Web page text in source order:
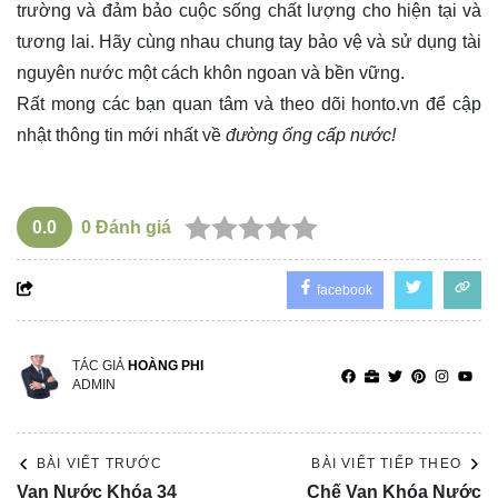
trường và đảm bảo cuộc sống chất lượng cho hiện tại và
tương lai. Hãy cùng nhau chung tay bảo vệ và sử dụng tài
nguyên nước một cách khôn ngoan và bền vững.
Rất mong các bạn quan tâm và theo dõi honto.vn để cập
nhật thông tin mới nhất về đường ống cấp nước!
0.0 0 Đánh giá
facebook
TÁC GIẢ HOÀNG PHI
ADMIN
BÀI VIẾT TRƯỚC
Van Nước Khóa 34
BÀI VIẾT TIẾP THEO
Chế Van Khóa Nước